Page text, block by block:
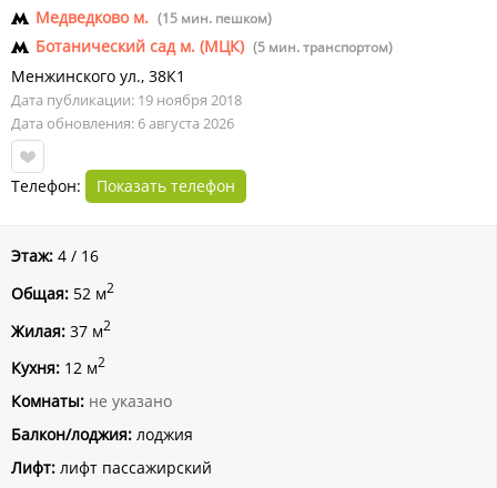
Медведково м. (15 мин. пешком)
Ботанический сад м. (МЦК) (5 мин. транспортом)
Менжинского ул., 38К1
Дата публикации: 19 ноября 2018
Дата обновления: 6 августа 2026
Телефон: Показать телефон
Этаж: 4 / 16
Общая: 52 м2
Жилая: 37 м2
Кухня: 12 м2
Комнаты: не указано
Балкон/лоджия: лоджия
Лифт: лифт пассажирский